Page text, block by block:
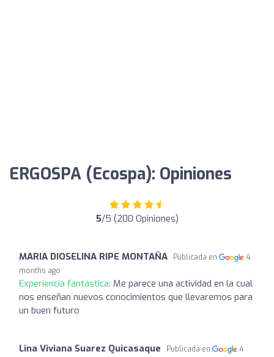
ERGOSPA (Ecospa): Opiniones
5/5 (200 Opiniones)
MARIA DIOSELINA RIPE MONTAÑA Publicada en
4
months ago
Experiencia fantástica: Me parece una actividad en la cual
nos enseñan nuevos conocimientos que llevaremos para
un buen futuro
Lina Viviana Suarez Quicasaque Publicada en
4